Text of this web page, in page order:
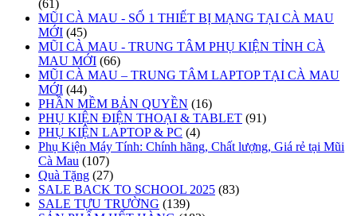
(61)
MŨI CÀ MAU - SỐ 1 THIẾT BỊ MẠNG TẠI CÀ MAU
MỚI (45)
MŨI CÀ MAU - TRUNG TÂM PHỤ KIỆN TỈNH CÀ
MAU MỚI (66)
MŨI CÀ MAU – TRUNG TÂM LAPTOP TẠI CÀ MAU
MỚI (44)
PHẦN MỀM BẢN QUYỀN (16)
PHỤ KIỆN ĐIỆN THOẠI & TABLET (91)
PHỤ KIỆN LAPTOP & PC (4)
Phụ Kiện Máy Tính: Chính hãng, Chất lượng, Giá rẻ tại Mũi
Cà Mau (107)
Quà Tặng (27)
SALE BACK TO SCHOOL 2025 (83)
SALE TỰU TRƯỜNG (139)